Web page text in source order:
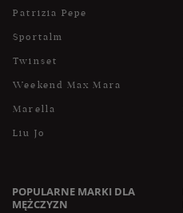
Patrizia Pepe
Sportalm
Twinset
Weekend Max Mara
Marella
Liu Jo
POPULARNE MARKI DLA
MĘŻCZYZN